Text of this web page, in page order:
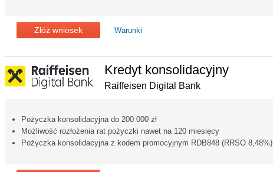
Złóż wniosek Warunki
Kredyt konsolidacyjny
Raiffeisen Digital Bank
Pożyczka konsolidacyjna do 200 000 zł
Możliwość rozłożenia rat pożyczki nawet na 120 miesięcy
Pożyczka konsolidacyjna z kodem promocyjnym RDB848 (RRSO 8,48%)